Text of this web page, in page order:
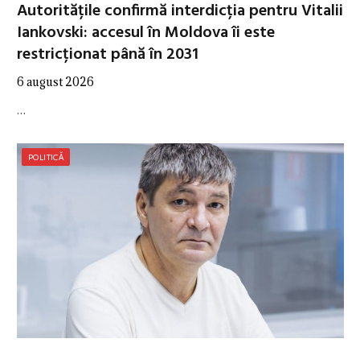
Autoritățile confirmă interdicția pentru Vitalii
Iankovski: accesul în Moldova îi este
restricționat până în 2031
6 august 2026
…
POLITICĂ